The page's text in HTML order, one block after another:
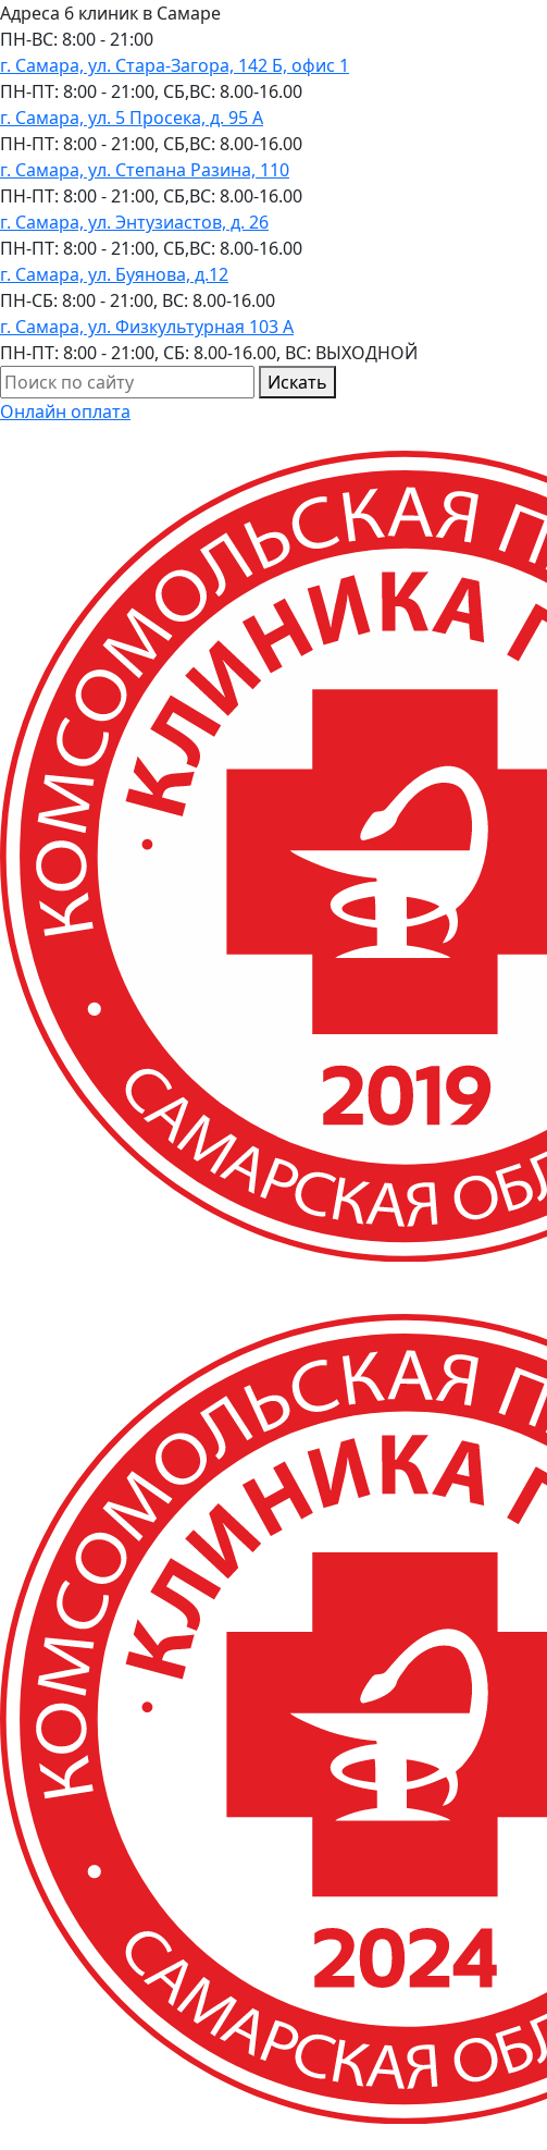
Адреса 6 клиник в Самаре
ПН-ВC: 8:00 - 21:00
г. Самара, ул. Стара-Загора, 142 Б, офис 1
ПН-ПТ: 8:00 - 21:00, СБ,ВС: 8.00-16.00
г. Самара, ул. 5 Просека, д. 95 А
ПН-ПТ: 8:00 - 21:00, СБ,ВС: 8.00-16.00
г. Самара, ул. Степана Разина, 110
ПН-ПТ: 8:00 - 21:00, СБ,ВС: 8.00-16.00
г. Самара, ул. Энтузиастов, д. 26
ПН-ПТ: 8:00 - 21:00, СБ,ВС: 8.00-16.00
г. Самара, ул. Буянова, д.12
ПН-СБ: 8:00 - 21:00, ВС: 8.00-16.00
г. Самара, ул. Физкультурная 103 А
ПН-ПТ: 8:00 - 21:00, СБ: 8.00-16.00, ВС: ВЫХОДНОЙ
Искать
Онлайн оплата